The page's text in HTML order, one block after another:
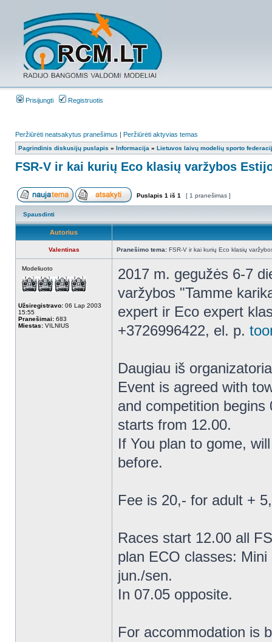
Prisijungti Registruotis
Peržiūrėti neatsakytus pranešimus | Peržiūrėti aktyvias temas
Pagrindinis diskusijų puslapis » Informacija » Lietuvos laivų modelių sporto
FSR-V ir kai kurių Eco klasių varžybos
Puslapis 1 iš 1 [ 1 pranešimas ]
Spausdinti
Autorius
Valentinas Pranešimo tema: FSR-V ir kai kurių Eco klasių
Modeliuoto
Užsiregistravo: 06 Lap 2003
15:55
Pranešimai: 683
Miestas: VILNIUS
2017 m. gegužės 6-7
varžybos "Tamme
expert ir Eco expert
+3726996422, el. p.
Daugiau iš
Event is agreed with
and competition
starts from 12.00.
If You plan to gome,
before.
Fee is 20,- for adult +
Races start 12.00 all
plan ECO classes:
jun./sen.
In 07.05 opposite.
For accommodation is